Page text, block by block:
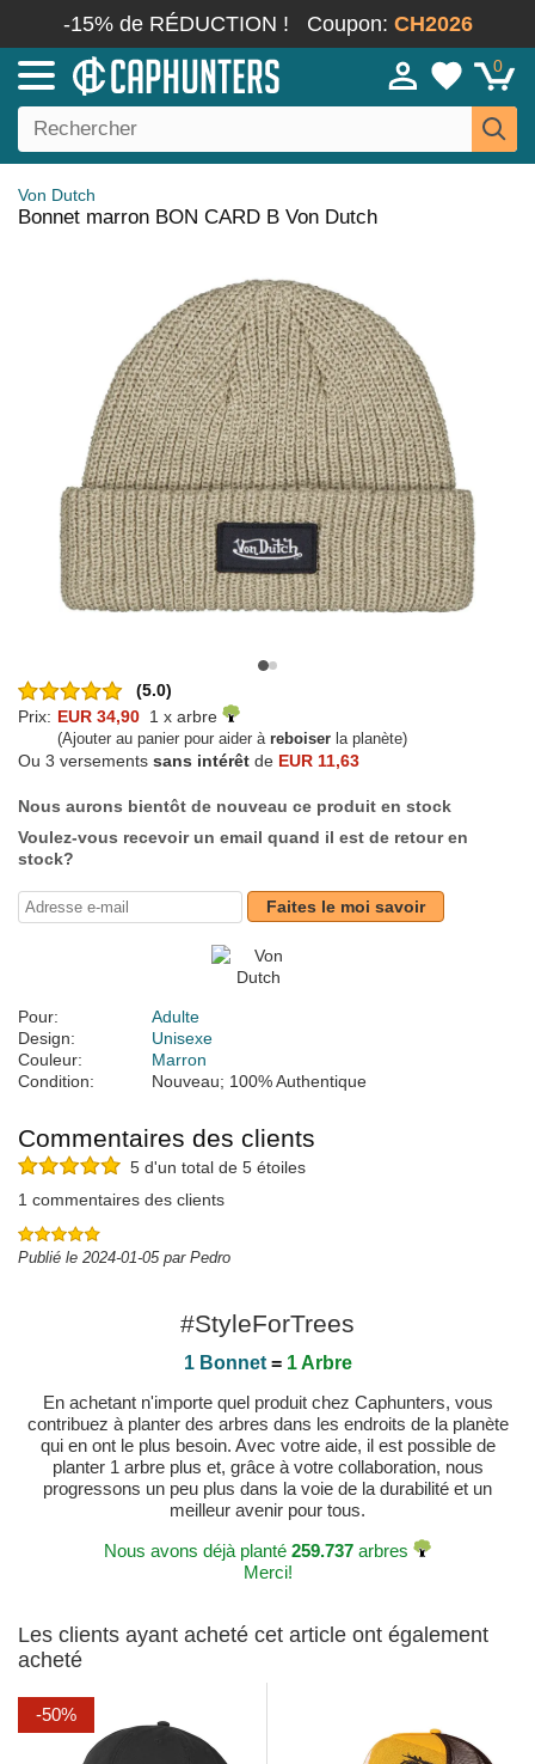
-15% de RÉDUCTION ! Coupon: CH2026
0
Von Dutch
Bonnet marron BON CARD B Von Dutch
(5.0)
Prix: EUR 34,90 1 x arbre
(Ajouter au panier pour aider à reboiser la planète)
Ou 3 versements sans intérêt de EUR 11,63
Nous aurons bientôt de nouveau ce produit en stock
Voulez-vous recevoir un email quand il est de retour en
stock?
Faites le moi savoir
Pour:
Adulte
Design:
Unisexe
Couleur:
Marron
Condition:
Nouveau; 100% Authentique
Commentaires des clients
5 d'un total de 5 étoiles
1 commentaires des clients
Publié le 2024-01-05 par Pedro
#StyleForTrees
1 Bonnet= 1 Arbre
En achetant n'importe quel produit chez Caphunters, vous
contribuez à planter des arbres dans les endroits de la planète
qui en ont le plus besoin. Avec votre aide, il est possible de
planter 1 arbre plus et, grâce à votre collaboration, nous
progressons un peu plus dans la voie de la durabilité et un
meilleur avenir pour tous.
Nous avons déjà planté 259.737 arbres
Merci!
Les clients ayant acheté cet article ont également
acheté
-50%